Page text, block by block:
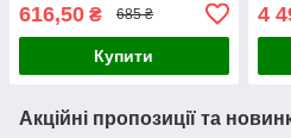
616,50 ₴ 685 ₴
Купити
4
Акційні пропозиції та